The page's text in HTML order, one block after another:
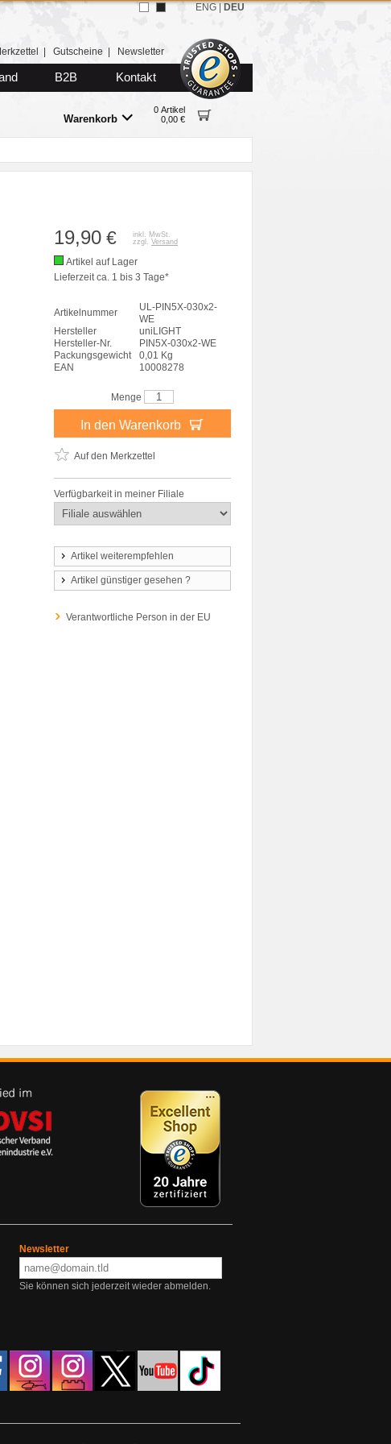
Gutscheine Newsletter
B2B Kontakt
Warenkorb
0 Artikel
0,00 €
ENG DEU
19,90 €
inkl. MwSt.
zzgl. Versand
Artikel auf Lager
Lieferzeit ca. 1 bis 3 Tage*
Artikelnummer
UL-PIN5X-030x2-
WE
Hersteller
uniLIGHT
Hersteller-Nr.
PIN5X-030x2-WE
Packungsgewicht
0,01 Kg
EAN
10008278
Menge
In den Warenkorb
Auf den Merkzettel
Verfügbarkeit in meiner Filiale
Artikel weiterempfehlen
Artikel günstiger gesehen ?
Verantwortliche Person in der EU
Newsletter
Sie können sich jederzeit wieder abmelden.